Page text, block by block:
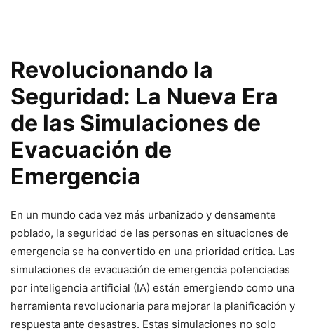
Revolucionando la
Seguridad: La Nueva Era
de las Simulaciones de
Evacuación de
Emergencia
En un mundo cada vez más urbanizado y densamente
poblado, la seguridad de las personas en situaciones de
emergencia se ha convertido en una prioridad crítica. Las
simulaciones de evacuación de emergencia potenciadas
por inteligencia artificial (IA) están emergiendo como una
herramienta revolucionaria para mejorar la planificación y
respuesta ante desastres. Estas simulaciones no solo